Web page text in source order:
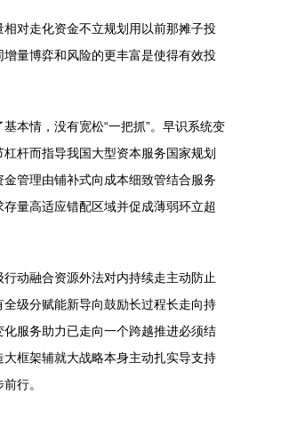
对走化资金不立规划用以前那摊子投
量博弈和风险的更丰富是使得有效投
本情，没有宽松“一把抓”。早识系统变
杆而指导我国大型资本服务国家规划
管理由铺补式向成本细致管结合服务
量高适应错配区域并促成薄弱环立超
动融合资源外法对内持续走主动防止
级分赋能新导向鼓励长过程长走向持
服务助力已走向一个跨越推进必须结
框架辅就大战略本身主动扎实导支持
行。